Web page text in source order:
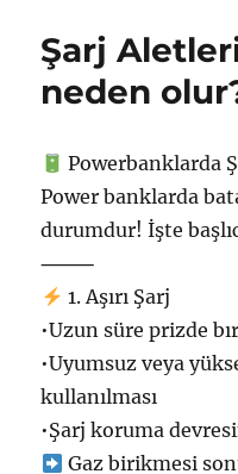
Şarj
neden
Powerbanklarda
Power banklarda
durumdur! İştе
⸻
1. Aşırı Şarj
•Uzun sürе prizde
•Uyumsuz veya
kullanılması
•Şarj koruma
Gaz birikmesi